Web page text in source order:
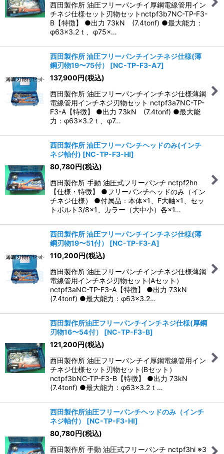
西田製作所 油圧フリーパンチイ厚鋼電線管用イン
チネジ仕様セット刃物セットnctpf3b7NC-TP-F3-
B【特徴】 ●出力 73kN (7.4tonf) ●最大能力：
φ63×3.2ｔ、φ75×…
西田製作所 油圧フリーパンチインチネジ仕様(薄
鋼刃物19〜75付）
[NC-TP-F3-A7]
137,900円(税込)
西田製作所 油圧フリーパンチインチネジ仕様薄鋼
電線管用インチネジ刃物セット nctpf3a7NC-TP-
F3-A【特徴】 ●出力 73kN (7.4tonf) ●最大能
力：φ63×3.2ｔ、φ7…
西田製作所 油圧フリーパンチヘッドのみ(インチ
ネジ軸付) [NC-TP-F3-HI]
80,780円(税込)
西田製作所 手動 油圧式フリーパンチ nctpf2hn
【仕様・特徴】 ●フリーパンチヘッドのみ（イン
チネジ仕様） ●付属品：本体×1、F大軸×1、セッ
トボルト3/8×1、カラー（大中小）各×1…
西田製作所 油圧フリーパンチインチネジ仕様(薄
鋼刃物19〜51付）
[NC-TP-F3-A]
110,200円(税込)
西田製作所 油圧フリーパンチインチネジ仕様薄鋼
電線管用インチネジ刃物セット(Aセット）
nctpf3aNC-TP-F3-A【特徴】 ●出力 73kN
(7.4tonf) ●最大能力：φ63×3.2…
西田製作所油圧フリーパンチインチネジ仕様(厚鋼
刃物16〜54付）
[NC-TP-F3-B]
121,200円(税込)
西田製作所 油圧フリーパンチイ厚鋼電線管用イン
チネジ仕様セット刃物セット(Bセット）
nctpf3bNC-TP-F3-B【特徴】 ●出力 73kN
(7.4tonf) ●最大能力：φ63×3.2ｔ…
西田製作所油圧フリーパンチヘッドのみ（インチ
ネジ軸付）
[NC-TP-F3-HI]
80,780円(税込)
西田製作所 手動 油圧式フリーパンチ nctpf3hi ※3